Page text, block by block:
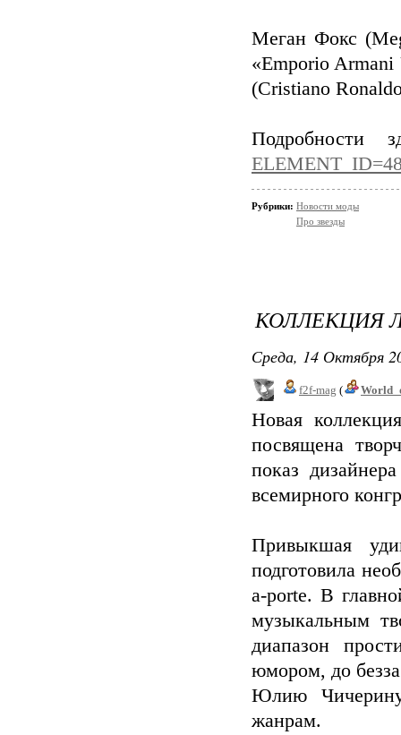
Меган Фокс
«Emporio
(Cristiano
Подробности
Рубрики: Новости моды
Про звезды
КОЛЛЕКЦИЯ
Среда, 14 Октября
f2f-mag (
Новая
посвящена
показ
всемирного
Привыкшая
подготовила
a-porte. В
музыкальным
диапазон
юмором, до
Юлию
жанрам.